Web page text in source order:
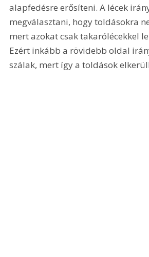
alapfedésre erősíteni. A lécek
megválasztani, hogy toldásokra
mert azokat csak takarólécekkel
Ezért inkább a rövidebb oldal
szálak, mert így a toldások